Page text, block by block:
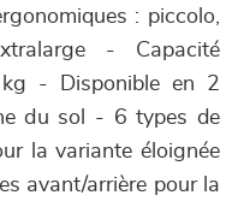
: piccolo,
- Capacité
- Disponible en 2
du sol - 6 types de
la variante éloignée
avant/arrière pour la